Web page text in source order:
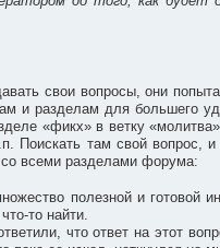
свои вопросы, они
и разделам для большего
«фикх» в ветку
там свой вопрос,
со всеми разделами форума:
полезной и готовой
то найти.
что ответ на этот